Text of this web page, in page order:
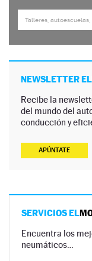
NEWSLETTER EL
Recibe la
del mundo del
conducción y
APÚNTATE
SERVICIOS EL
Encuentra los
neumáticos…